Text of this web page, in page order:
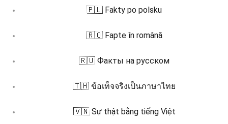
🇵🇱 Fakty po polsku
🇷🇴 Fapte în română
🇷🇺 Факты на русском
🇹🇭 ข้อเท็จจริงเป็นภาษาไทย
🇻🇳 Sự thật bằng tiếng Việt